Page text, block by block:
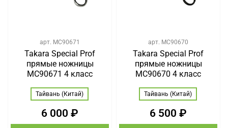
арт. MC90671
Takara Special Prof
прямые ножницы
MC90671 4 класс
Тайвань (Китай)
6 000 ₽
арт. MC90670
Takara Special Prof
прямые ножницы
MC90670 4 класс
Тайвань (Китай)
6 500 ₽